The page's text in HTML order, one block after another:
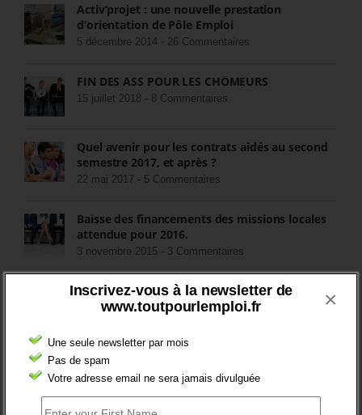
Inscrivez-vous à la newsletter de
www.toutpourlemploi.fr
Une seule newsletter par mois
Pas de spam
Votre adresse email ne sera jamais divulguée
×
Activ’projet : une nouvelle prestation
d’orientation de Pôle Emploi
5 décembre 2014 - 26 Commentaires
FIN DES ASS POUR LES CHÔMEURS
15 juillet 2018 - 8 Commentaires
Quel avenir pour les contrats aidés au second
semestre 2017, et après ?
22 mai 2017 - 5 Commentaires
Baisse des financements des missions locales
attendue pour 2016.
3 novembre 2015 - 3 Commentaires
RÉDIGEZ UNE LIBRE TRIBUNE SUR LES POLITIQUES
>Décrire mon projet de tribune
CATÉGORIES
brèves emploi